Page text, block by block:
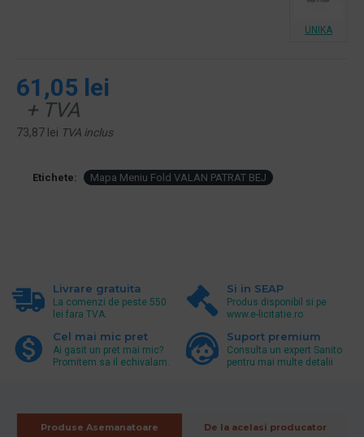
61,05 lei
+ TVA
73,87 lei TVA inclus
UNIKA
Etichete: Mapa Meniu Fold VALAN PATRAT BEJ
Livrare gratuita
La comenzi de peste 550
lei fara TVA.
Si in SEAP
Produs disponibil si pe
www.e-licitatie.ro
Cel mai mic pret
Ai gasit un pret mai mic?
Promitem sa il echivalam.
Suport premium
Consulta un expert Sanito
pentru mai multe detalii
Produse Asemanatoare De la acelasi producator